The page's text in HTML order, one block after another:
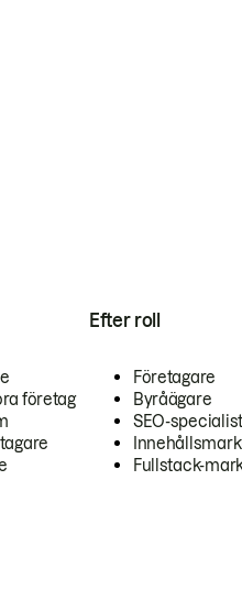
företag
Efter roll
Företagare
Byråägare
SEO-specialist
Fullstack-